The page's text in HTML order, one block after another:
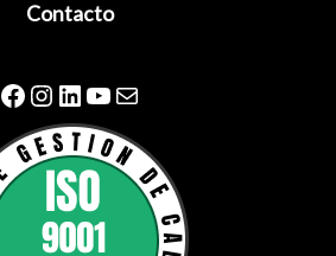
Contacto
Facebook
Instagram
LinkedIn
YouTube
Correo electrónico